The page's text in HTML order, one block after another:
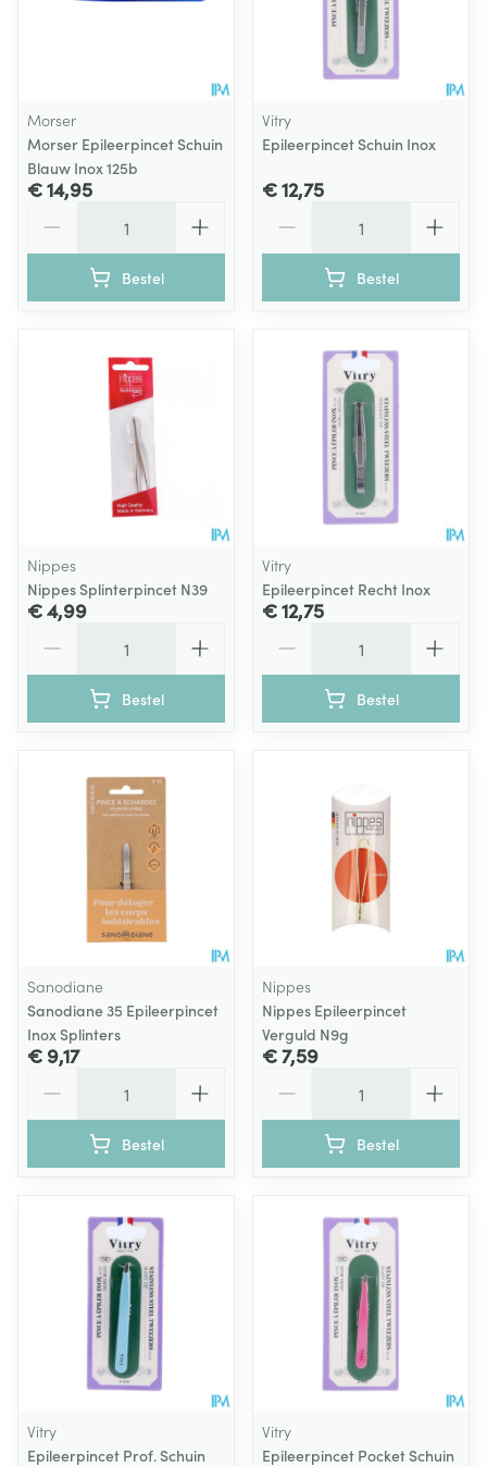
Morser
Morser Epileerpincet Schuin
Blauw Inox 125b
€ 14,95
Bestel
Vitry
Epileerpincet Schuin Inox
€ 12,75
Bestel
Nippes
Nippes Splinterpincet N39
€ 4,99
Bestel
Vitry
Epileerpincet Recht Inox
€ 12,75
Bestel
Sanodiane
Sanodiane 35 Epileerpincet
Inox Splinters
€ 9,17
Bestel
Nippes
Nippes Epileerpincet
Verguld N9g
€ 7,59
Bestel
Vitry
Epileerpincet Prof. Schuin
Vitry
Epileerpincet Pocket Schuin